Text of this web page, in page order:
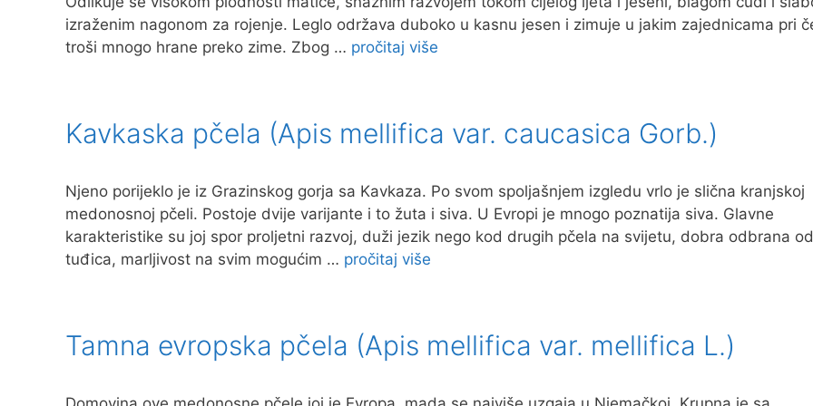
izraženim nagonom za rojenje. Leglo održava duboko u kasnu jesen i zimuje u jakim zajednicama pri
troši mnogo hrane preko zime. Zbog … pročitaj više
Kavkaska pčela (Apis mellifica var. caucasica Gorb.)
Njeno porijeklo je iz Grazinskog gorja sa Kavkaza. Po svom spoljašnjem izgledu vrlo je slična kranjskoj
medonosnoj pčeli. Postoje dvije varijante i to žuta i siva. U Evropi je mnogo poznatija siva. Glavne
karakteristike su joj spor proljetni razvoj, duži jezik nego kod drugih pčela na svijetu, dobra odbrana od
tuđica, marljivost na svim mogućim … pročitaj više
Tamna evropska pčela (Apis mellifica var. mellifica L.)